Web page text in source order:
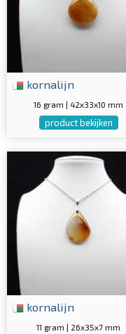
kornalijn
16 gram | 42x33x10 mm
product bekijken
kornalijn
11 gram | 26x35x7 mm